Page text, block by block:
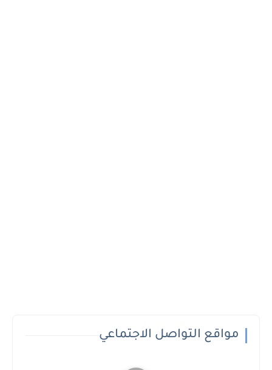
مواقع التواصل الاجتماعي